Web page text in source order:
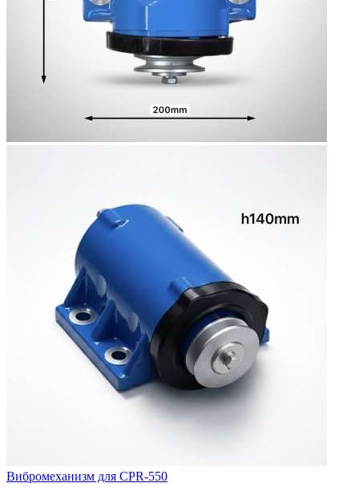
Вибромеханизм для CPR-550